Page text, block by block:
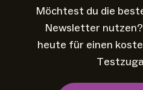
Möchtest du die
Newsletter
heute für einen